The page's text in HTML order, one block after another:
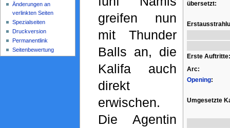
übersetzt:
Erste Auftritte:
Arc:
Opening:
Umgesetzte
greifen nun
mit Thunder
Balls an, die
Kalifa auch
direkt
erwischen.
Die Agentin
Änderungen an
verlinkten Seiten
Spezialseiten
Druckversion
Permanentlink
Seitenbewertung